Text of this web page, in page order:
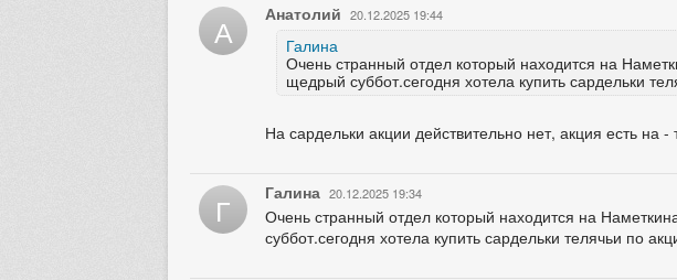
А Анатолий 20.12.2025 19:44
Галина
Очень странный отдел который находится на
щедрый суббот.сегодня хотела купить сардельки
На сардельки акции действительно нет, акция есть на -
Г Галина 20.12.2025 19:34
Очень странный отдел который находится на
суббот.сегодня хотела купить сардельки телячьи по